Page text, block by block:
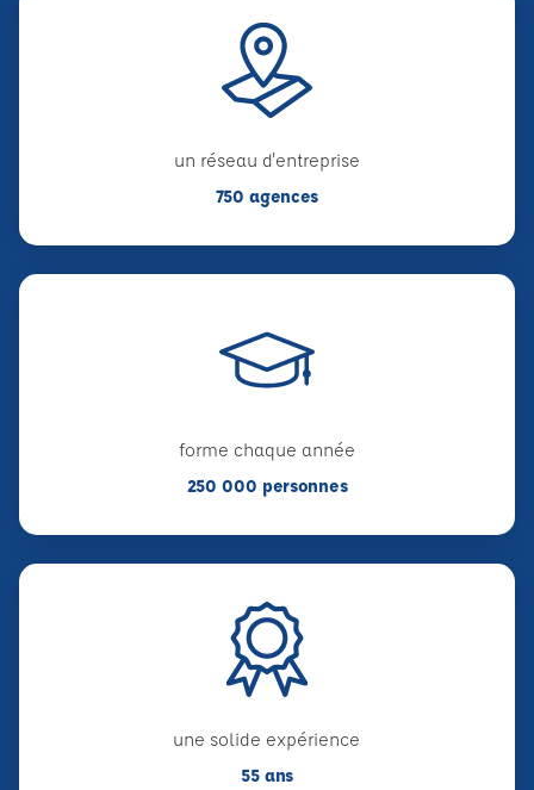
un réseau d'entreprise
750 agences
forme chaque année
250 000 personnes
une solide expérience
55 ans